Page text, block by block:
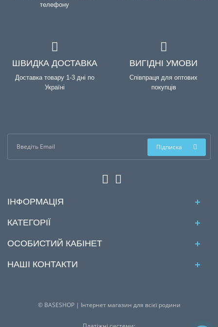
телефону
ШВИДКА ДОСТАВКА
Доставка товару 1-3 дні по
Україні
ВИГІДНІ УМОВИ
Співпраця для оптових
покупців
Підписка
ІНФОРМАЦІЯ
КАТЕГОРІЇ
ОСОБИСТИЙ КАБІНЕТ
НАШІ КОНТАКТИ
© BASESHOP | Інтернет магазин для всієї родини